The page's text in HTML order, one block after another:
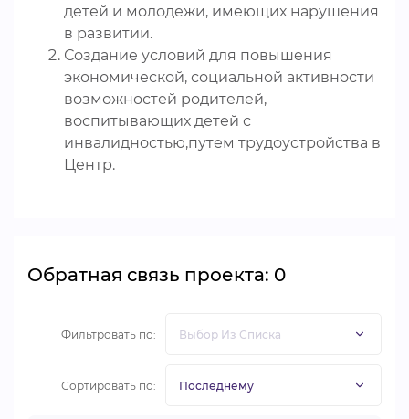
детей и молодежи, имеющих нарушения
в развитии.
Создание условий для повышения
экономической, социальной активности
возможностей родителей,
воспитывающих детей с
инвалидностью,путем трудоустройства в
Центр.
Обратная связь проекта: 0
Фильтровать по:
Сортировать по: